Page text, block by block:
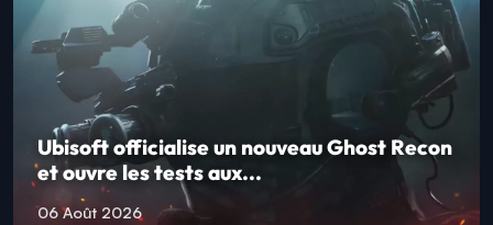
Ubisoft officialise un nouveau Ghost Recon
et ouvre les tests aux...
06 Août 2026